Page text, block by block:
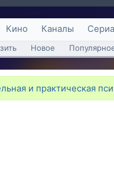
Кино Каналы
Новое
и практическая